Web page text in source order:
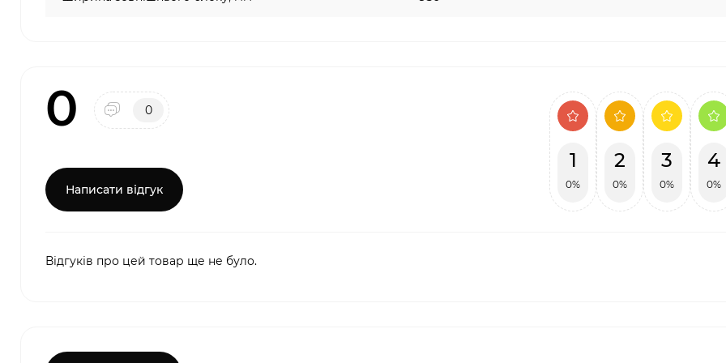
0 0
Написати відгук
1
0%
2
0%
3
0%
4
0%
Відгуків про цей товар ще не було.